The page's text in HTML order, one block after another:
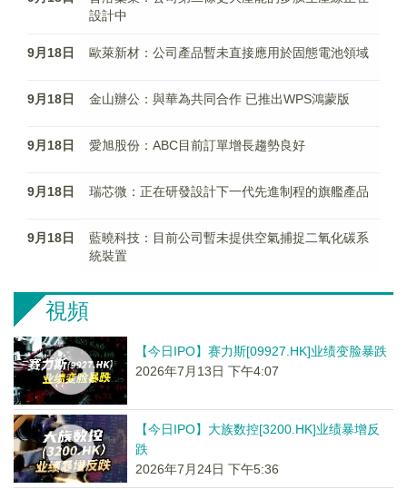
設計中
9月18日 歐萊新材：公司產品暫未直接應用於固態電池領域
9月18日 金山辦公：與華為共同合作 已推出WPS鴻蒙版
9月18日 愛旭股份：ABC目前訂單增長趨勢良好
9月18日 瑞芯微：正在研發設計下一代先進制程的旗艦產品
9月18日
藍曉科技：目前公司暫未提供空氣捕捉二氧化碳系
統裝置
視頻
【今日IPO】赛力斯[09927.HK]业绩变脸暴跌
2026年7月13日 下午4:07
【今日IPO】大族数控[3200.HK]业绩暴增反
跌
2026年7月24日 下午5:36